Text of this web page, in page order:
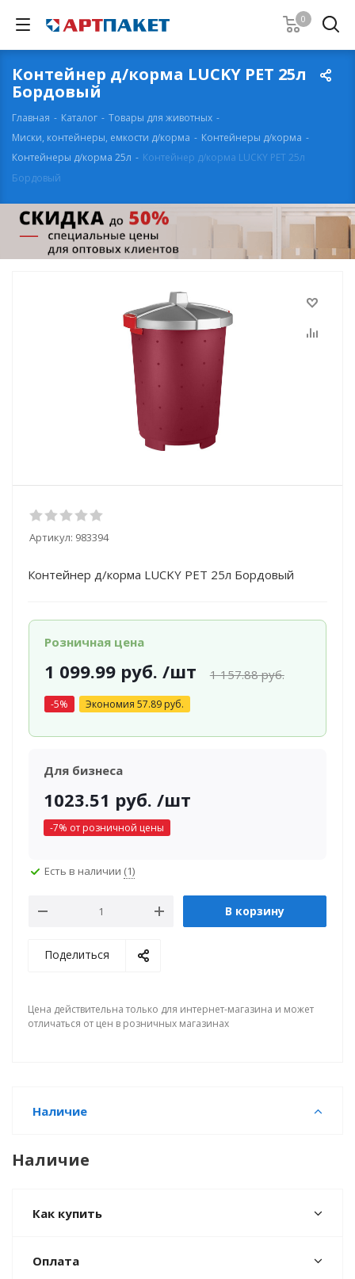
0
Контейнер д/корма LUCKY PET 25л
Бордовый
Главная - Каталог - Товары для животных -
Миски, контейнеры, емкости д/корма - Контейнеры д/корма -
Контейнеры д/корма 25л - Контейнер д/корма LUCKY PET 25л
Бордовый
Артикул: 983394
Контейнер д/корма LUCKY PET 25л Бордовый
Розничная цена
1 099.99руб. /шт 1 157.88руб.
-5% Экономия 57.89руб.
Для бизнеса
1023.51 руб. /шт
-7% от розничной цены
Есть в наличии (1)
В корзину
Поделиться
Цена действительна только для интернет-магазина и может
отличаться от цен в розничных магазинах
Наличие
Наличие
Как купить
Оплата